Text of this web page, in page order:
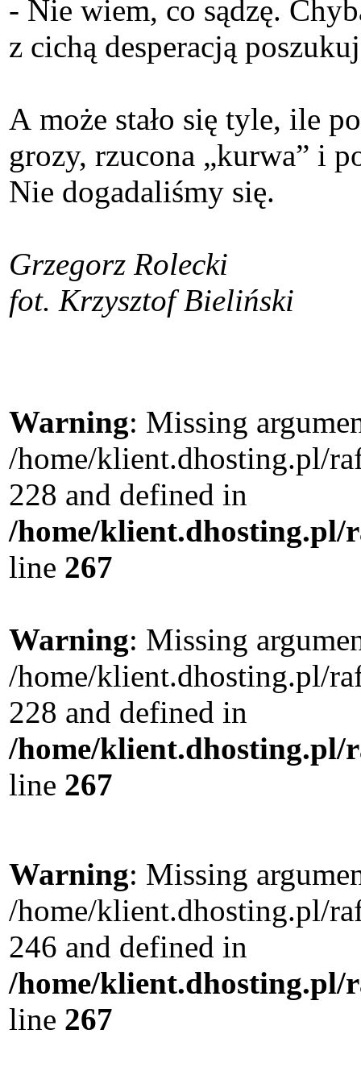
- Nie wiem, co sądzę.
z cichą desperacją
A może stało się tyle, ile
grozy, rzucona „kurwa” i
Nie dogadaliśmy się.
Grzegorz Rolecki
fot. Krzysztof Bieliński
Warning: Missing
/home/klient.dhosting.pl/
228 and defined in
/home/klient.dhosting.pl/
line 267
Warning: Missing
/home/klient.dhosting.pl/
228 and defined in
/home/klient.dhosting.pl/
line 267
Warning: Missing
/home/klient.dhosting.pl/
246 and defined in
/home/klient.dhosting.pl/
line 267